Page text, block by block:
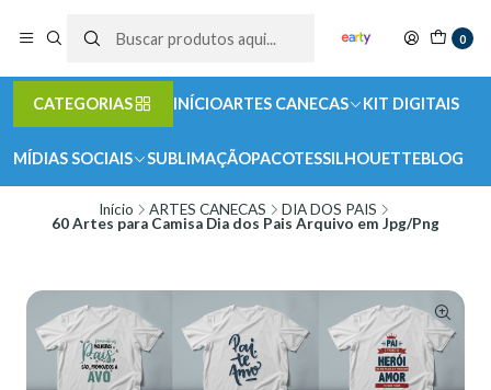
0
CATEGORIAS INÍCIOARTES CANECAS KIT DIGITAIS
MÍDIAS SOCIAIS SUBLIMAÇÃOPACOTESSILHOUETTEBLOG
Início ARTES CANECAS
DIA DOS PAIS
60 Artes para Camisa Dia dos Pais Arquivo em Jpg/Png